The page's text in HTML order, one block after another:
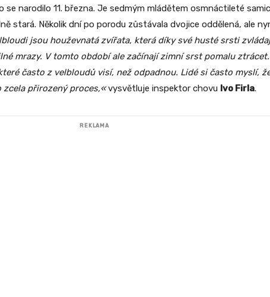
se narodilo 11. března. Je sedmým mládětem osmnáctileté
stará. Několik dní po porodu zůstávala dvojice oddělená, ale
jsou houževnatá zvířata, která díky své husté srsti
mrazy. V tomto období ale začínají zimní srst pomalu ztrácet.
často z velbloudů visí, než odpadnou. Lidé si často myslí,
zcela přirozený proces,«vysvětluje inspektor chovu Ivo Firla.
REKLAMA